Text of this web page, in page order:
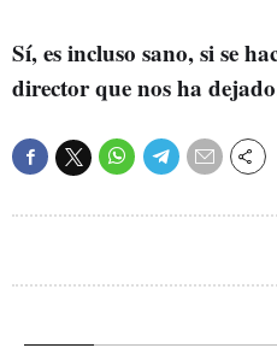
Sí, es incluso sano, si se
director que nos ha dejado